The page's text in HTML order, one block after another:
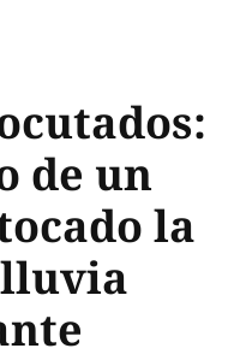
de un
la